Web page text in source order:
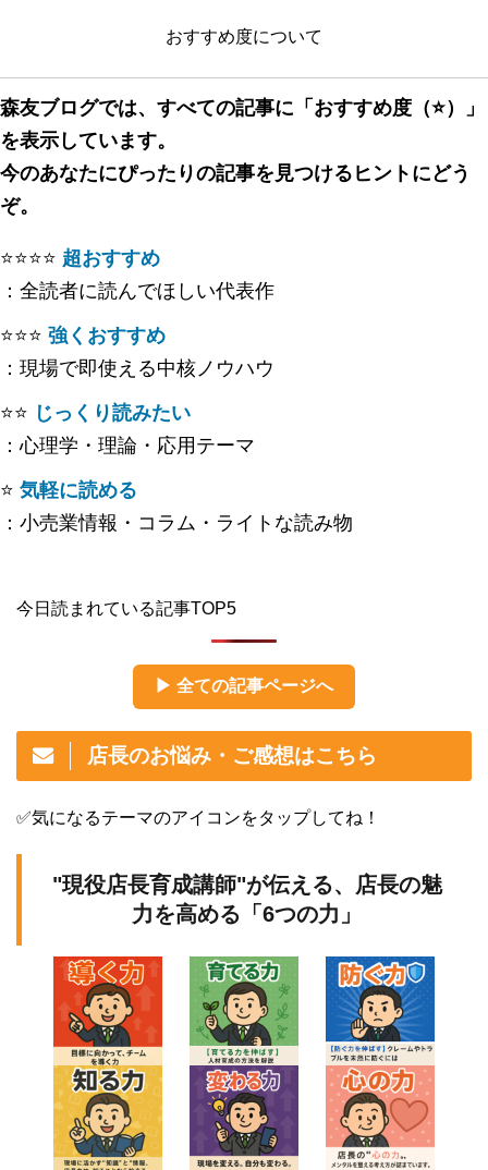
おすすめ度について
森友ブログでは、すべての記事に「おすすめ度（⭐️）」
を表示しています。
今のあなたにぴったりの記事を見つけるヒントにどう
ぞ。
⭐️⭐️⭐️⭐️ 超おすすめ
：全読者に読んでほしい代表作
⭐️⭐️⭐️ 強くおすすめ
：現場で即使える中核ノウハウ
⭐️⭐️ じっくり読みたい
：心理学・理論・応用テーマ
⭐️ 気軽に読める
：小売業情報・コラム・ライトな読み物
今日読まれている記事TOP5
▶ 全ての記事ページへ
店長のお悩み・ご感想はこちら
✅気になるテーマのアイコンをタップしてね！
"現役店長育成講師"が伝える、店長の魅
力を高める「6つの力」